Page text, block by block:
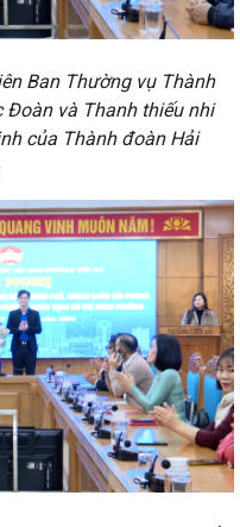
Ban Thường vụ Thành
Đoàn và Thanh thiếu nhi
của Thành đoàn Hải